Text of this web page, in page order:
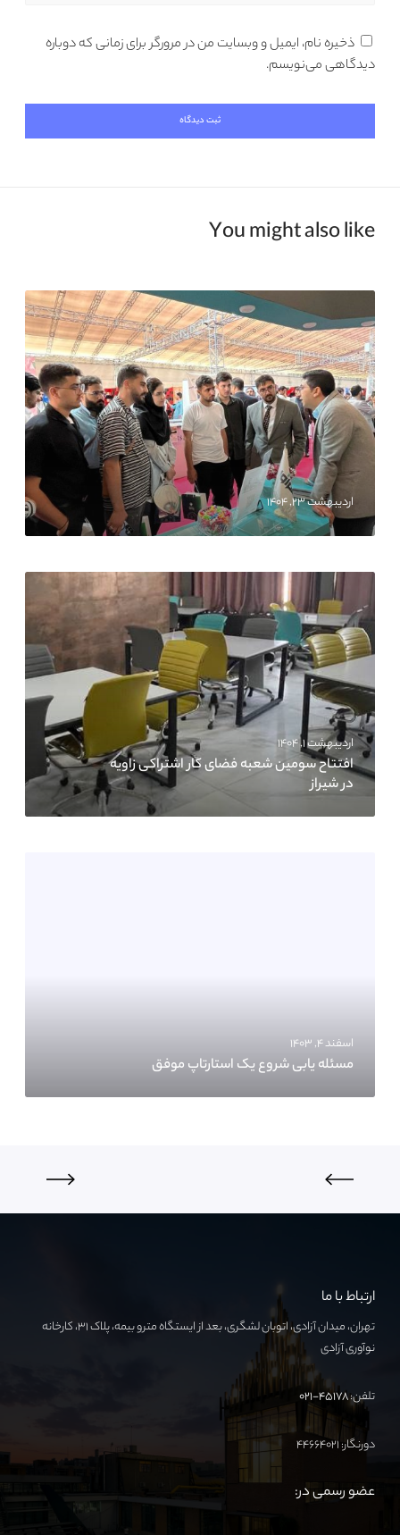
ذخیره نام، ایمیل و وبسایت من در مرورگر برای زمانی که دوباره
دیدگاهی می‌نویسم.
You might also like
اردیبهشت ۲۳, ۱۴۰۴
اردیبهشت ۱, ۱۴۰۴
افتتاح سومین شعبه فضای کار اشتراکی زاویه
در شیراز
اسفند ۴, ۱۴۰۳
مسئله یابی شروع یک استارتاپ موفق
ارتباط با ما
تهران، میدان آزادی، اتوبان لشگری، بعد از ایستگاه مترو بیمه، پلاک ۳۱، کارخانه
نوآوری آزادی
تلفن:۴۵۱۷۸-۰۲۱
دورنگار: ۴۴۶۶۴۰۲۱
عضو رسمی در: